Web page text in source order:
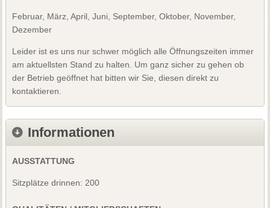
Februar, März, April, Juni, September, Oktober, November,
Dezember
Leider ist es uns nur schwer möglich alle Öffnungszeiten immer
am aktuellsten Stand zu halten. Um ganz sicher zu gehen ob
der Betrieb geöffnet hat bitten wir Sie, diesen direkt zu
kontaktieren.
Informationen
AUSSTATTUNG
Sitzplätze drinnen: 200